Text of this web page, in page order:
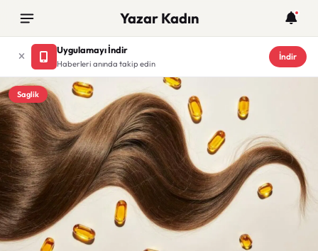
Yazar Kadın
Uygulamayı İndir
Haberleri anında takip edin
İndir
Saglik